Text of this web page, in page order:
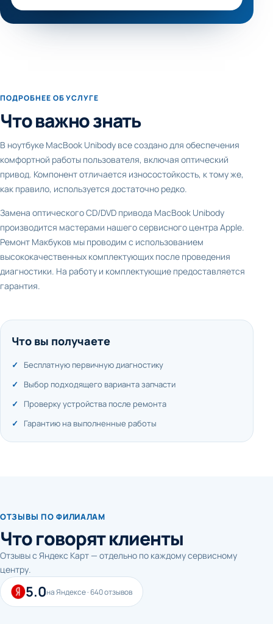
ПОДРОБНЕЕ ОБ УСЛУГЕ
Что важно знать
В ноутбуке MacBook Unibody все создано для обеспечения
комфортной работы пользователя, включая оптический
привод. Компонент отличается износостойкость, к тому же,
как правило, используется достаточно редко.
Замена оптического CD/DVD привода MacBook Unibody
производится мастерами нашего сервисного центра Apple.
Ремонт Макбуков мы проводим с использованием
высококачественных комплектующих после проведения
диагностики. На работу и комплектующие предоставляется
гарантия.
Что вы получаете
Бесплатную первичную диагностику
Выбор подходящего варианта запчасти
Проверку устройства после ремонта
Гарантию на выполненные работы
ОТЗЫВЫ ПО ФИЛИАЛАМ
Что говорят клиенты
Отзывы с Яндекс Карт — отдельно по каждому сервисному
центру.
5.0на Яндексе · 640 отзывов